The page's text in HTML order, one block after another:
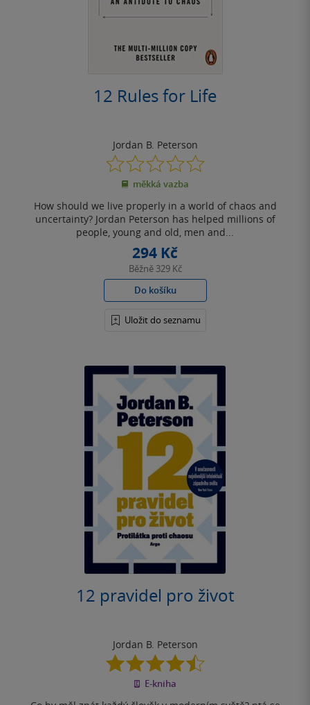
12 Rules for Life
Jordan B. Peterson
0.0
z
5
měkká vazba
How should we live properly in a world of chaos and
uncertainty? Jordan Peterson has helped millions of
people, young and old, men and...
294 Kč
Běžně 329 Kč
Do košíku
Uložit do seznamu
12 pravidel pro život
Jordan B. Peterson
4.5
z
5
E-kniha